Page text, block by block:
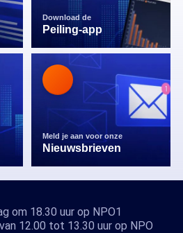
Download de
Peiling-app
Meld je aan voor onze
Nieuwsbrieven
om 18.30 uur op NPO1
12.00 tot 13.30 uur op NPO